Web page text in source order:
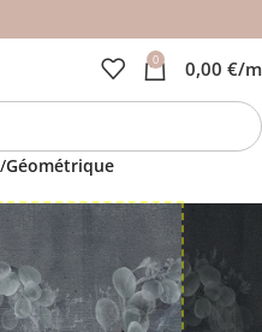
0 0,00 €/
Géométrique